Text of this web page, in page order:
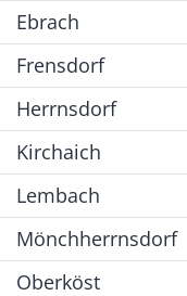
Ebrach
Frensdorf
Herrnsdorf
Kirchaich
Lembach
Mönchherrnsdorf
Oberköst